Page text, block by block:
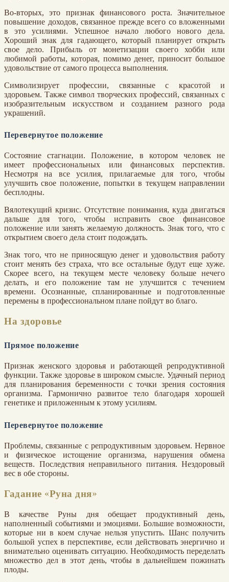
Во-вторых, это признак финансового роста. Значительное
повышение доходов, связанное прежде всего со вложенными
в это усилиями. Успешное начало любого нового дела.
Хороший знак для гадающего, который планирует открыть
свое дело. Прибыль от монетизации своего хобби или
любимой работы, которая, помимо денег, приносит большое
удовольствие от самого процесса выполнения.
Символизирует профессии, связанные с красотой и
здоровьем. Также символ творческих профессий, связанных с
изобразительным искусством и созданием разного рода
украшений.
Перевернутое положение
Состояние стагнации. Положение, в котором человек не
имеет профессиональных или финансовых перспектив.
Несмотря на все усилия, прилагаемые для того, чтобы
улучшить свое положение, попытки в текущем направлении
бесплодны.
Вялотекущий кризис. Отсутствие понимания, куда двигаться
дальше для того, чтобы исправить свое финансовое
положение или занять желаемую должность. Знак того, что с
открытием своего дела стоит подождать.
Знак того, что не приносящую денег и удовольствия работу
стоит менять без страха, что все остальные будут еще хуже.
Скорее всего, на текущем месте человеку больше нечего
делать, и его положение там не улучшится с течением
времени. Осознанные, спланированные и подготовленные
перемены в профессиональном плане пойдут во благо.
На здоровье
Прямое положение
Признак женского здоровья и работающей репродуктивной
функции. Также здоровье в широком смысле. Удачный период
для планирования беременности с точки зрения состояния
организма. Гармонично развитое тело благодаря хорошей
генетике и приложенным к этому усилиям.
Перевернутое положение
Проблемы, связанные с репродуктивным здоровьем. Нервное
и физическое истощение организма, нарушения обмена
веществ. Последствия неправильного питания. Нездоровый
вес в обе стороны.
Гадание «Руна дня»
В качестве Руны дня обещает продуктивный день,
наполненный событиями и эмоциями. Большие возможности,
которые ни в коем случае нельзя упустить. Шанс получить
большой успех в перспективе, если действовать энергично и
внимательно оценивать ситуацию. Необходимость переделать
множество дел в этот день, чтобы в дальнейшем пожинать
плоды.